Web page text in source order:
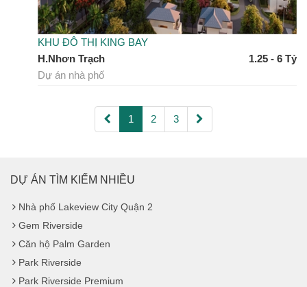
KHU ĐÔ THỊ KING BAY
H.Nhơn Trạch
1.25 - 6 Tỷ
Dự án nhà phố
1 2 3
DỰ ÁN TÌM KIẾM NHIỀU
Nhà phố Lakeview City Quận 2
Gem Riverside
Căn hộ Palm Garden
Park Riverside
Park Riverside Premium